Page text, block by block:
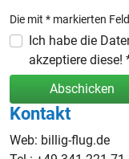
Die mit * markierten
Ich habe die
akzeptiere diese!
Abschicken
Kontakt
Web: billig-flug.de